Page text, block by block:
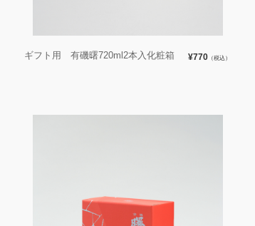
ギフト用 有磯曙720ml2本入化粧箱 ¥770 （税込）